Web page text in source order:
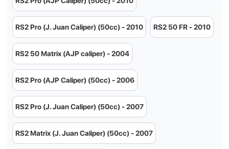
RS2 Pro (J. Juan Caliper) (50cc) - 2010 RS2 50 FR - 2010
RS2 50 Matrix (AJP caliper) - 2004
RS2 Pro (AJP Caliper) (50cc) - 2006
RS2 Pro (J. Juan Caliper) (50cc) - 2007
RS2 Matrix (J. Juan Caliper) (50cc) - 2007